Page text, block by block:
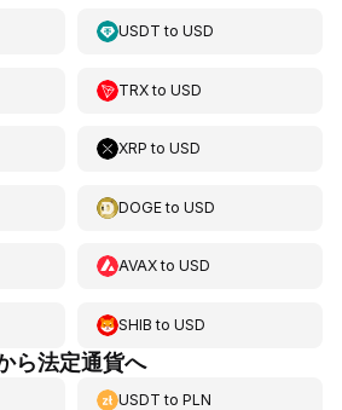
USDT toUSD
TRXtoUSD
XRP toUSD
DOGEtoUSD
AVAXtoUSD
SHIB toUSD
ら法定通貨へ
USDT toPLN